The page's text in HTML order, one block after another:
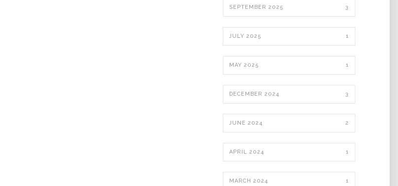
SEPTEMBER 2025 3
JULY 2025 1
MAY 2025 1
DECEMBER 2024 3
JUNE 2024 2
APRIL 2024 1
MARCH 2024 1